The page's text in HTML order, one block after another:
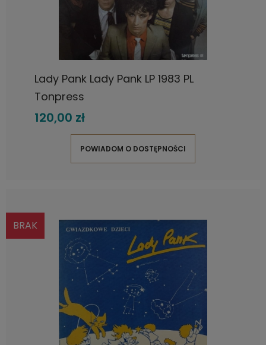
Lady Pank Lady Pank LP 1983 PL
Tonpress
120,00 zł
POWIADOM O DOSTĘPNOŚCI
BRAK